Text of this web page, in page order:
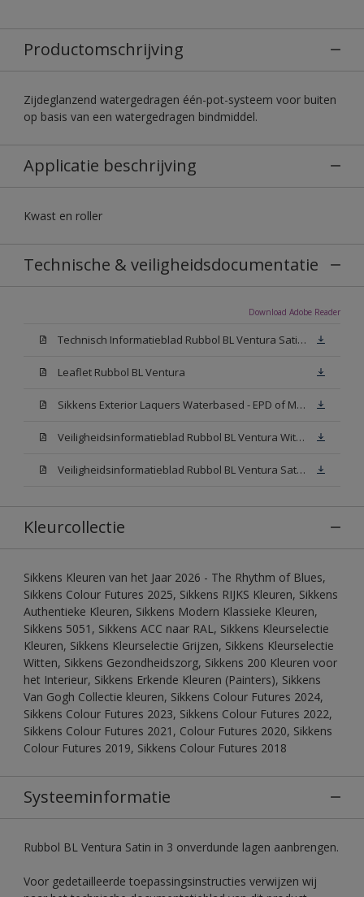
Productomschrijving
Zijdeglanzend watergedragen één-pot-systeem voor buiten
op basis van een watergedragen bindmiddel.
Applicatie beschrijving
Kwast en roller
Technische & veiligheidsdocumentatie
Download Adobe Reader
Technisch Informatieblad Rubbol BL Ventura Satin (PDF)
Leaflet Rubbol BL Ventura
Sikkens Exterior Laquers Waterbased - EPD of Milieuproductverklaring
Veiligheidsinformatieblad Rubbol BL Ventura Wit W05(MSDS)
Veiligheidsinformatieblad Rubbol BL Ventura Satin N00 (MSDS)
Kleurcollectie
Sikkens Kleuren van het Jaar 2026 - The Rhythm of Blues,
Sikkens Colour Futures 2025, Sikkens RIJKS Kleuren, Sikkens
Authentieke Kleuren, Sikkens Modern Klassieke Kleuren,
Sikkens 5051, Sikkens ACC naar RAL, Sikkens Kleurselectie
Kleuren, Sikkens Kleurselectie Grijzen, Sikkens Kleurselectie
Witten, Sikkens Gezondheidszorg, Sikkens 200 Kleuren voor
het Interieur, Sikkens Erkende Kleuren (Painters), Sikkens
Van Gogh Collectie kleuren, Sikkens Colour Futures 2024,
Sikkens Colour Futures 2023, Sikkens Colour Futures 2022,
Sikkens Colour Futures 2021, Colour Futures 2020, Sikkens
Colour Futures 2019, Sikkens Colour Futures 2018
Systeeminformatie
Rubbol BL Ventura Satin in 3 onverdunde lagen aanbrengen.
Voor gedetailleerde toepassingsinstructies verwijzen wij